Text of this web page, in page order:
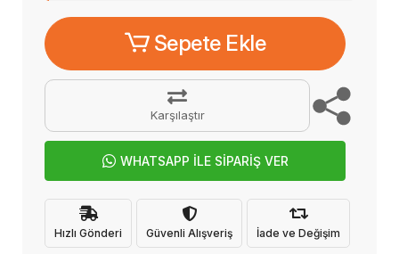
Sepete Ekle
Karşılaştır
WHATSAPP İLE SİPARİŞ VER
Hızlı Gönderi Güvenli Alışveriş İade ve Değişim